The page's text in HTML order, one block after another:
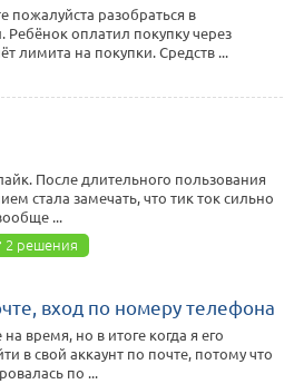
разобраться в
Ребёнок оплатил покупку через
лимита на покупки. Средств ...
После длительного пользования
стала замечать, что тик ток сильно
...
2 решения
вход по номеру телефона
время, но в итоге когда я его
в свой аккаунт по почте, потому что
по ...